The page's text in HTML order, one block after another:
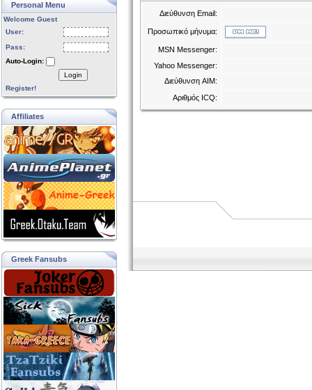
Personal Menu
Welcome Guest
User:
Pass:
Auto-Login:
Login
Register!
Affiliates
Greek Fansubs
Διεύθυνση Email:
Προσωπικό μήνυμα:
MSN Messenger:
Yahoo Messenger:
Διεύθυνση AIM:
Αριθμός ICQ: